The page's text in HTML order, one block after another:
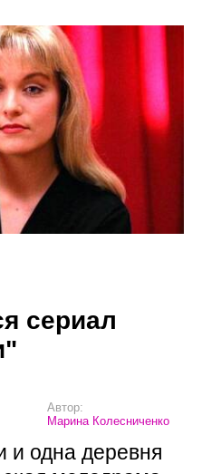
сериал
Автор:
Марина Колесниченко
и одна деревня